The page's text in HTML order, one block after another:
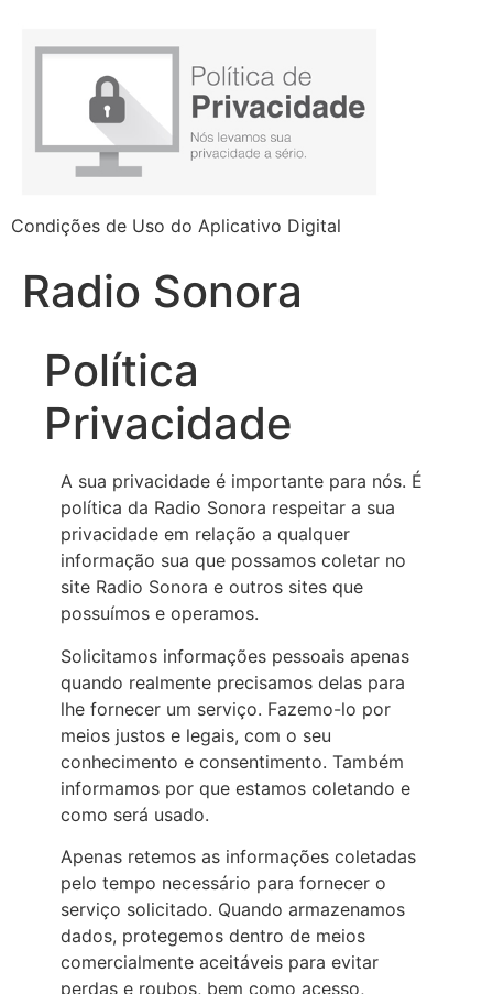
Condições de Uso do Aplicativo Digital
Radio Sonora
Política
Privacidade
A sua privacidade é importante para nós. É
política da Radio Sonora respeitar a sua
privacidade em relação a qualquer
informação sua que possamos coletar no
site Radio Sonora e outros sites que
possuímos e operamos.
Solicitamos informações pessoais apenas
quando realmente precisamos delas para
lhe fornecer um serviço. Fazemo-lo por
meios justos e legais, com o seu
conhecimento e consentimento. Também
informamos por que estamos coletando e
como será usado.
Apenas retemos as informações coletadas
pelo tempo necessário para fornecer o
serviço solicitado. Quando armazenamos
dados, protegemos dentro de meios
comercialmente aceitáveis para evitar
perdas e roubos, bem como acesso,